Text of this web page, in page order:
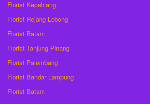
Florist Kepahiang
Florist Rejang Lebong
Florist Batam
Florist Tanjung Pinang
Florist Palembang
Florist Bandar Lampung
Florist Batam